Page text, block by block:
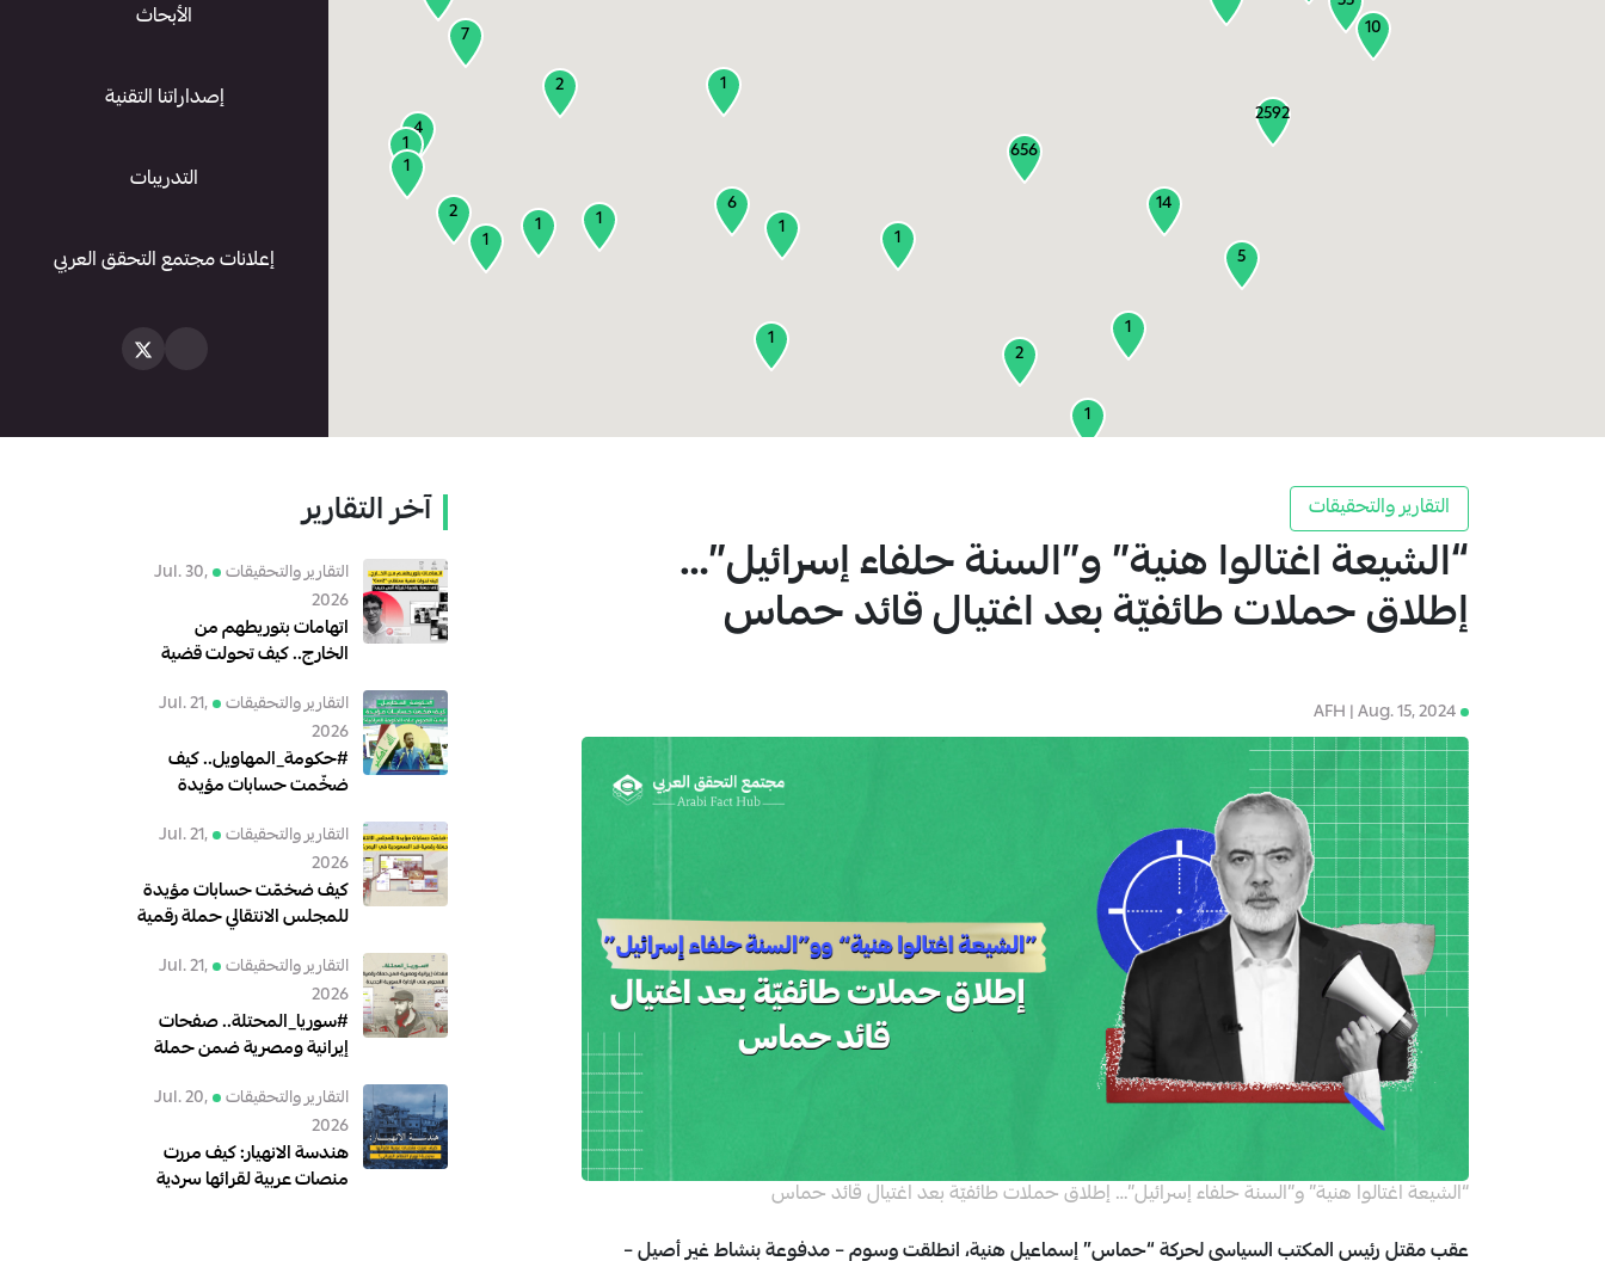
1
14
2
4
1
2592
10
656
6
1
5
7
1
2
1
2
1
1
1
1
1
1
1
الأبحاث
إصداراتنا التقنية
التدريبات
إعلانات مجتمع التحقق العربي
التقارير والتحقيقات
“الشيعة اغتالوا هنية” و”السنة حلفاء إسرائيل”…
إطلاق حملات طائفيّة بعد اغتيال قائد حماس
AFH | Aug. 15, 2024
“الشيعة اغتالوا هنية” و”السنة حلفاء إسرائيل”… إطلاق حملات طائفيّة بعد اغتيال قائد حماس
عقب مقتل رئيس المكتب السياسي لحركة “حماس” إسماعيل هنية، انطلقت وسوم – مدفوعة بنشاط غير أصيل –
آخر التقارير
التقارير والتحقيقات
Jul. 30,
2026
اتهامات بتوريطهم من
الخارج.. كيف تحولت قضية
رقمية لتبرئة أنس حبيب؟
التقارير والتحقيقات
Jul. 21,
2026
#حكومة_المهاويل.. كيف
ضخّمت حسابات مؤيدة
العراقية؟
التقارير والتحقيقات
Jul. 21,
2026
كيف ضخمّت حسابات مؤيدة
للمجلس الانتقالي حملة رقمية
التقارير والتحقيقات
Jul. 21,
2026
#سوريا_المحتلة.. صفحات
إيرانية ومصرية ضمن حملة
السورية الجديدة
التقارير والتحقيقات
Jul. 20,
2026
هندسة الانهيار: كيف مررت
منصات عربية لقرائها سردية